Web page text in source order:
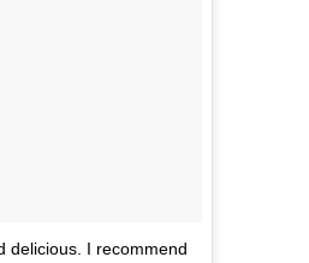
delicious. I recommend